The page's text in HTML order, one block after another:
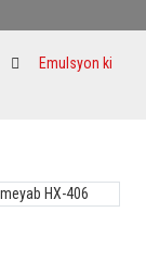
Emulsyon ki